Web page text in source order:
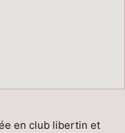
en club libertin et